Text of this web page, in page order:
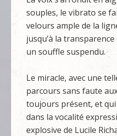
souples, le vibrato se
velours ample de la
jusqu’à la
un souffle suspendu.
Le miracle, avec une
parcours sans faute
toujours présent, et qui
dans la vocalité
explosive de Lucile